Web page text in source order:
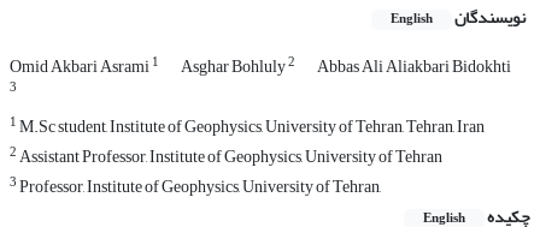
نویسندگان English
Omid A‌kbari Asrami1 Asghar Bohluly2 Abbas Ali Aliakbari Bidokhti
3
1M.Sc student, Institute of Geophysics, University of Tehran, Tehran, Iran
2Assistant Professor, Institute of Geophysics, University of Tehran
3Professor, Institute of Geophysics, University of Tehran,
چکیده
English